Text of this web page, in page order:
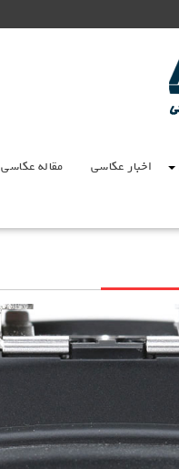
اخبار عکاسی مقاله عکاسی